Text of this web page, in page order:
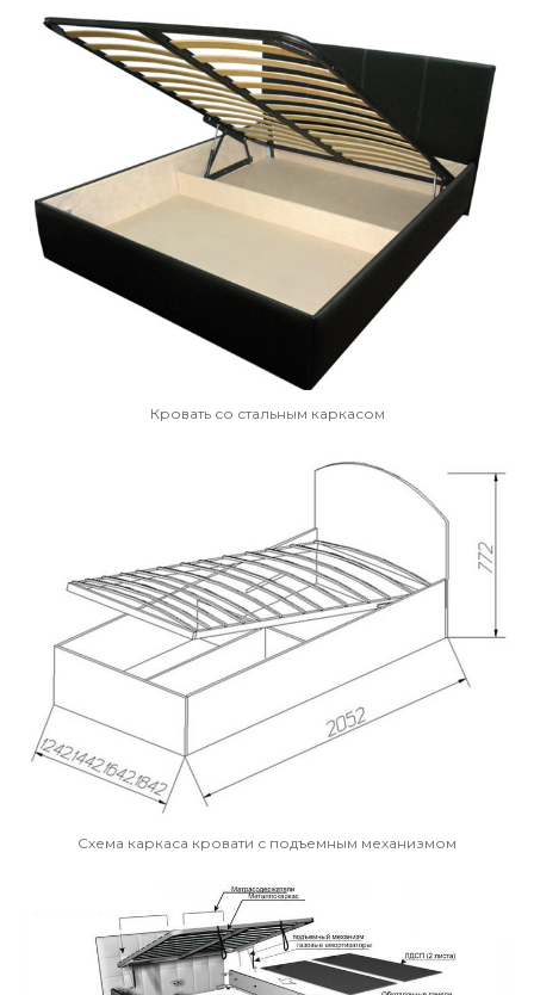
Кровать со стальным каркасом
Схема каркаса кровати с подъемным механизмом